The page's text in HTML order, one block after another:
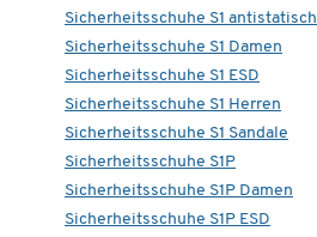
Sicherheitsschuhe S1 antistatisch
Sicherheitsschuhe S1 Damen
Sicherheitsschuhe S1 ESD
Sicherheitsschuhe S1 Herren
Sicherheitsschuhe S1 Sandale
Sicherheitsschuhe S1P
Sicherheitsschuhe S1P Damen
Sicherheitsschuhe S1P ESD